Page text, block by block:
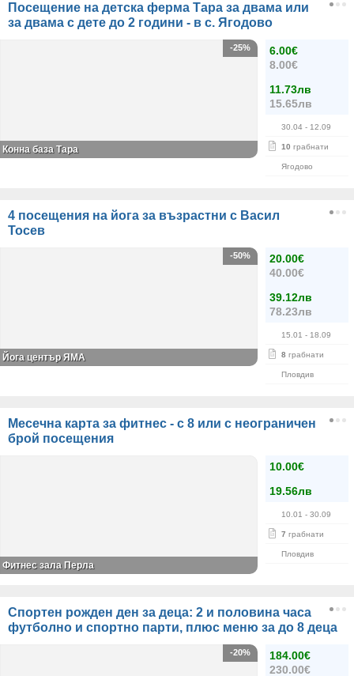
Посещение на детска ферма Тара за двама или
за двама с дете до 2 години - в с. Ягодово
6.00€
8.00€
11.73лв
15.65лв
30.04 - 12.09
10 грабнати
Ягодово
-25%
Конна база Тара
4 посещения на йога за възрастни с Васил
Тосев
20.00€
40.00€
39.12лв
78.23лв
15.01 - 18.09
8 грабнати
Пловдив
-50%
Йога център ЯМА
Месечна карта за фитнес - с 8 или с неограничен
брой посещения
10.00€
19.56лв
10.01 - 30.09
7 грабнати
Пловдив
Фитнес зала Перла
Спортен рожден ден за деца: 2 и половина часа
футболно и спортно парти, плюс меню за до 8 деца
184.00€
230.00€
-20%